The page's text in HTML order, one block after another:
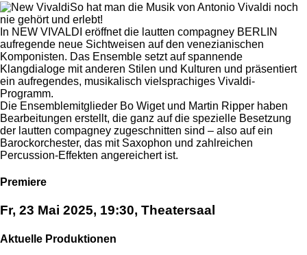
So hat man die Musik von Antonio Vivaldi noch
nie gehört und erlebt!
In NEW VIVALDI eröffnet die lautten compagney BERLIN
aufregende neue Sichtweisen auf den venezianischen
Komponisten. Das Ensemble setzt auf spannende
Klangdialoge mit anderen Stilen und Kulturen und präsentiert
ein aufregendes, musikalisch vielsprachiges Vivaldi-
Programm.
Die Ensemblemitglieder Bo Wiget und Martin Ripper haben
Bearbeitungen erstellt, die ganz auf die spezielle Besetzung
der lautten compagney zugeschnitten sind – also auf ein
Barockorchester, das mit Saxophon und zahlreichen
Percussion-Effekten angereichert ist.
Premiere
Fr, 23 Mai 2025, 19:30, Theatersaal
Aktuelle Produktionen